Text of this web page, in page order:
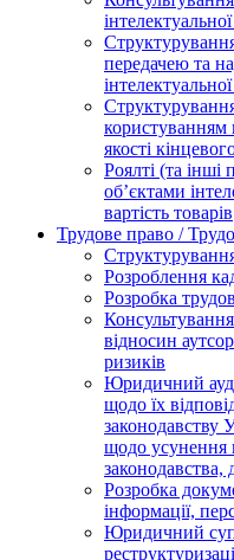
передачею та
користуванням
якості
Роялті (та інші
об’єктами
вартість товарів
Трудове право /
Розроблення
Розробка
відносин
ризиків
Юридичний
щодо їх
законодавству
щодо усунення
Розробка
інформації,
Юридичний